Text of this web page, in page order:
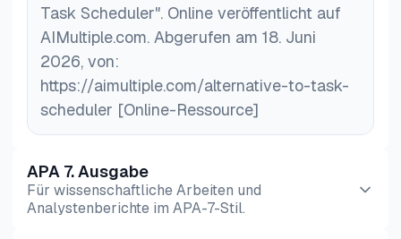
Task Scheduler". Online veröffentlicht auf
AIMultiple.com. Abgerufen am 18. Juni
2026, von:
https://aimultiple.com/alternative-to-task-
scheduler [Online-Ressource]
APA 7. Ausgabe
Für wissenschaftliche Arbeiten und
Analystenberichte im APA-7-Stil.